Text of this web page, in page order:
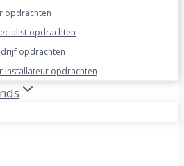
opdrachten
opdrachten
opdrachten
installateur opdrachten